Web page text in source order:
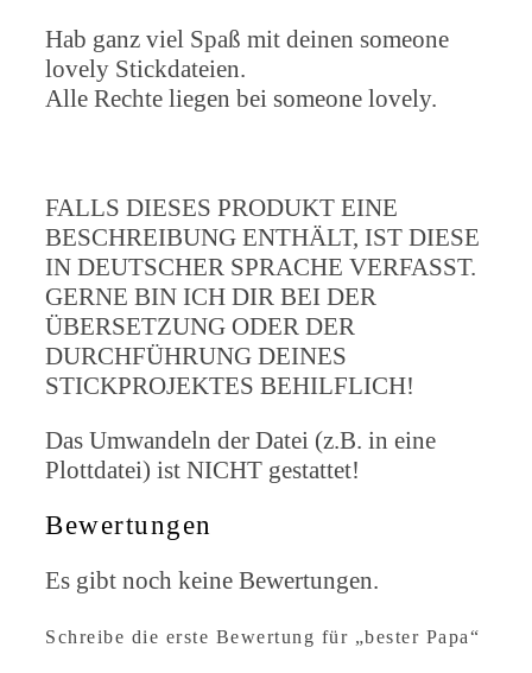
Hab ganz viel Spaß mit deinen someone
lovely Stickdateien.
Alle Rechte liegen bei someone lovely.
FALLS DIESES PRODUKT EINE
BESCHREIBUNG ENTHÄLT, IST DIESE
IN DEUTSCHER SPRACHE VERFASST.
GERNE BIN ICH DIR BEI DER
ÜBERSETZUNG ODER DER
DURCHFÜHRUNG DEINES
STICKPROJEKTES BEHILFLICH!
Das Umwandeln der Datei (z.B. in eine
Plottdatei) ist NICHT gestattet!
Bewertungen
Es gibt noch keine Bewertungen.
Schreibe die erste Bewertung für „bester Papa“